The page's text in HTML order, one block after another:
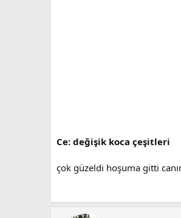
Ce: değişik koca çeşitleri
çok güzeldi hoşuma gitti